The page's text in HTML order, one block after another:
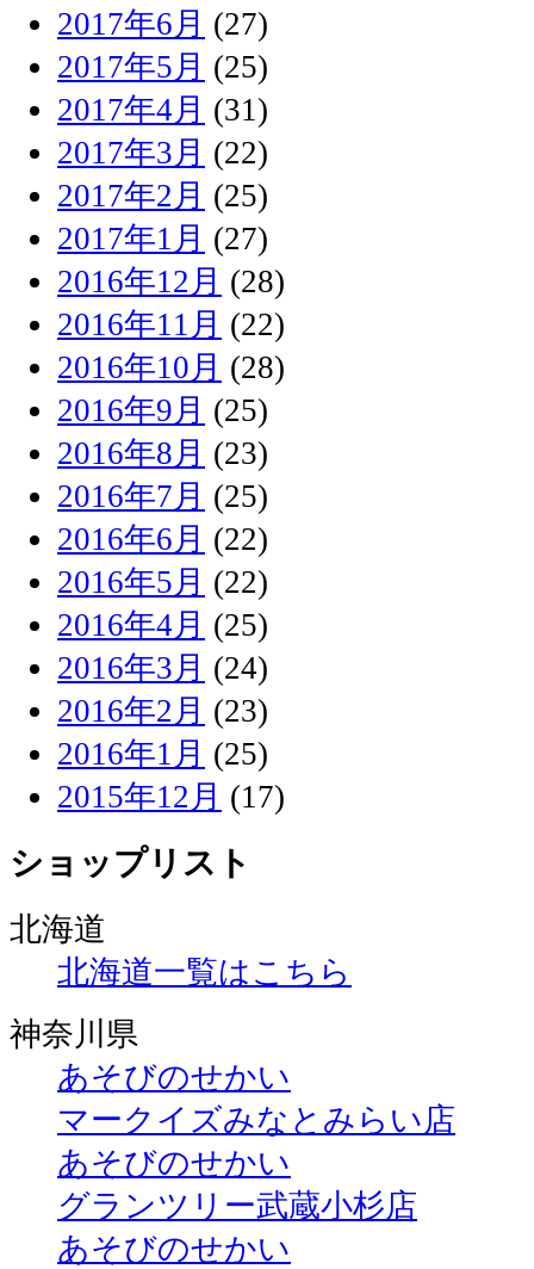
2017年6月 (27)
2017年5月 (25)
2017年4月 (31)
2017年3月 (22)
2017年2月 (25)
2017年1月 (27)
2016年12月 (28)
2016年11月 (22)
2016年10月 (28)
2016年9月 (25)
2016年8月 (23)
2016年7月 (25)
2016年6月 (22)
2016年5月 (22)
2016年4月 (25)
2016年3月 (24)
2016年2月 (23)
2016年1月 (25)
2015年12月 (17)
ショップリスト
北海道
北海道一覧はこちら
神奈川県
あそびのせかい
マークイズみなとみらい店
あそびのせかい
グランツリー武蔵小杉店
あそびのせかい